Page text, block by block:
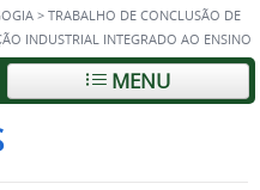
> TRABALHO DE CONCLUSÃO DE
INDUSTRIAL INTEGRADO AO ENSINO
MENU